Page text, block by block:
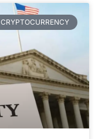
CRYPTOCURRENCY